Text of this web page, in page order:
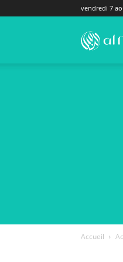
vendredi 7
Accueil